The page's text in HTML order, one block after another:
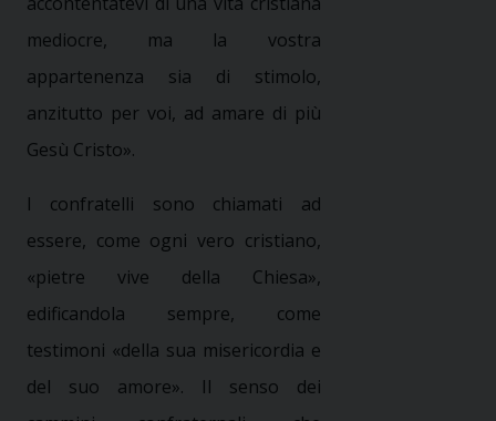
mediocre, ma la vostra
appartenenza sia di stimolo,
anzitutto per voi, ad amare di più
Gesù Cristo».
I confratelli sono chiamati ad
essere, come ogni vero cristiano,
«pietre vive della Chiesa»,
edificandola sempre, come
testimoni «della sua misericordia e
del suo amore». Il senso dei